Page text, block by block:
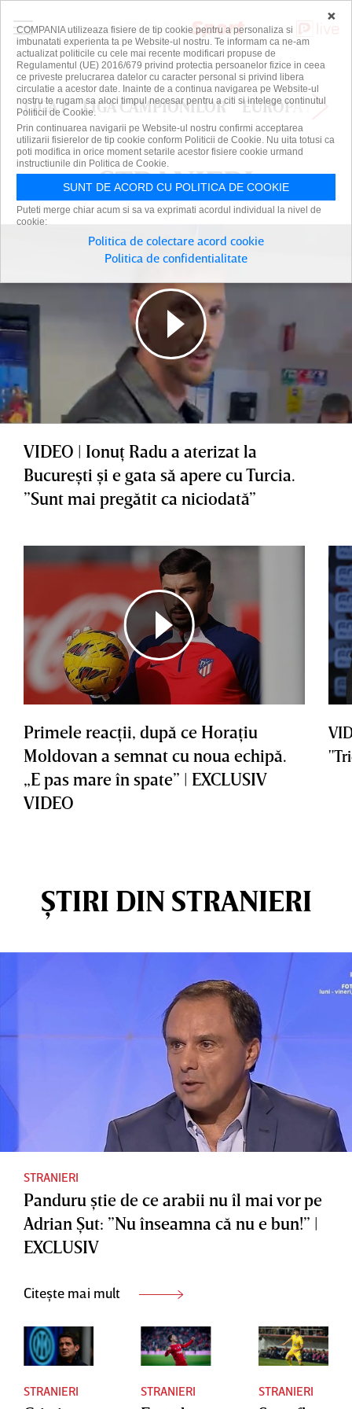
LIGA 1 LIGA CAMPIONILOR EUROPA
STRANIERI
STRANIERI
VIDEO | Ionuţ Radu a aterizat la
Bucureşti şi e gata să apere cu Turcia.
”Sunt mai pregătit ca niciodată”
Primele reacţii, după ce Horaţiu
Moldovan a semnat cu noua echipă.
„E pas mare în spate” | EXCLUSIV
VIDEO
ȘTIRI DIN STRANIERI
STRANIERI
Panduru ştie de ce arabii nu îl mai vor pe
Adrian Şut: ”Nu înseamna că nu e bun!” |
EXCLUSIV
Citește mai mult
STRANIERI STRANIERI STRANIERI
×
COMPANIA utilizeaza fisiere de tip cookie pentru a personaliza si
imbunatati experienta ta pe Website-ul nostru. Te informam ca ne-am
actualizat politicile cu cele mai recente modificari propuse de
Regulamentul (UE) 2016/679 privind protectia persoanelor fizice in ceea
ce priveste prelucrarea datelor cu caracter personal si privind libera
circulatie a acestor date. Inainte de a continua navigarea pe Website-ul
nostru te rugam sa aloci timpul necesar pentru a citi si intelege continutul
Politicii de Cookie.
Prin continuarea navigarii pe Website-ul nostru confirmi acceptarea
utilizarii fisierelor de tip cookie conform Politicii de Cookie. Nu uita totusi ca
poti modifica in orice moment setarile acestor fisiere cookie urmand
instructiunile din Politica de Cookie.
SUNT DE ACORD CU POLITICA DE COOKIE
Puteti merge chiar acum si sa va exprimati acordul individual la nivel de
cookie:
Politica de colectare acord cookie
Politica de confidentialitate